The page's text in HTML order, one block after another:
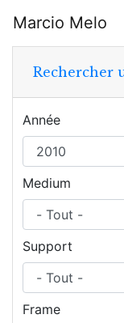
au
contenu
principal
Main
Marcio Melo
Rechercher
Année
Medium
Support
Frame